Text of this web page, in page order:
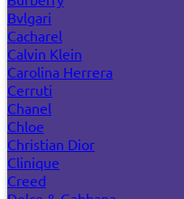
Bvlgari
Cacharel
Calvin Klein
Carolina Herrera
Cerruti
Chanel
Chloe
Christian Dior
Clinique
Creed